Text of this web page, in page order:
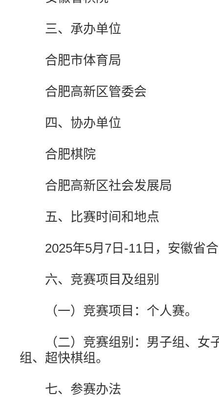
三、承办单位
合肥市体育局
合肥高新区管委会
四、协办单位
合肥棋院
合肥高新区社会发展局
五、比赛时间和地点
2025年5月7日-11日，安徽省合
六、竞赛项目及组别
（一）竞赛项目：个人赛。
（二）竞赛组别：男子组、女
组、超快棋组。
七、参赛办法